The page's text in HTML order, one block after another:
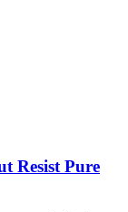
Resist Pure